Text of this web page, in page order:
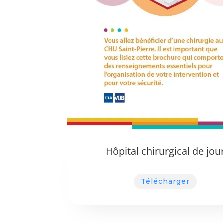
Hôpital chirurgical de
Télécharger